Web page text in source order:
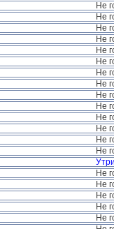
Не
Не
Не
Не
Не
Не
Не
Не
Не
Не
Не
Не
Не
Не
Не
Не
Не
Не
Не